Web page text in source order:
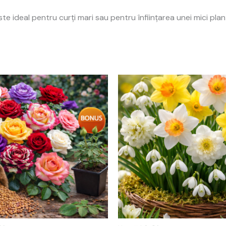
ideal pentru curți mari sau pentru înființarea unei mici
lei.
Prețul
curent
este:
99,00 lei.